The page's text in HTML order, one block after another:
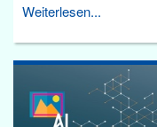
Weiterlesen...